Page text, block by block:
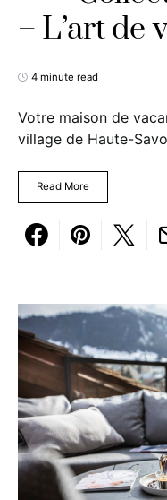
– L’art de
4 minute read
Votre maison de
village de Haute-
Read More